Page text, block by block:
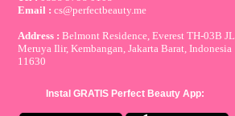
Email :cs@perfectbeauty.me
Address : Belmont Residence, Everest TH-03B JL
Meruya Ilir, Kembangan, Jakarta Barat, Indonesia
11630
Instal GRATIS Perfect Beauty App: